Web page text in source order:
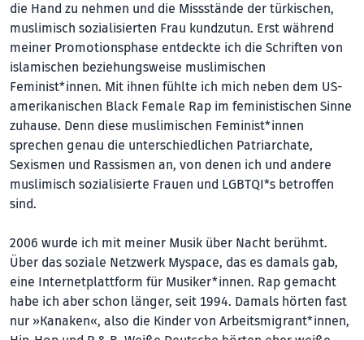
die Hand zu nehmen und die Missstände der türkischen,
muslimisch sozialisierten Frau kundzutun. Erst während
meiner Promotionsphase entdeckte ich die Schriften von
islamischen beziehungsweise muslimischen
Feminist*innen. Mit ihnen fühlte ich mich neben dem US-
amerikanischen Black Female Rap im feministischen Sinne
zuhause. Denn diese muslimischen Feminist*innen
sprechen genau die unterschiedlichen Patriarchate,
Sexismen und Rassismen an, von denen ich und andere
muslimisch sozialisierte Frauen und LGBTQI*s betroffen
sind.
2006 wurde ich mit meiner Musik über Nacht berühmt.
Über das soziale Netzwerk Myspace, das es damals gab,
eine Internetplattform für Musiker*innen. Rap gemacht
habe ich aber schon länger, seit 1994. Damals hörten fast
nur »Kanaken«, also die Kinder von Arbeitsmigrant*innen,